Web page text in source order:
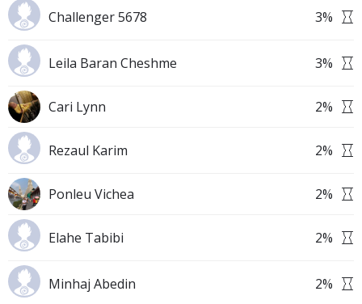
Challenger 5678 3%
Leila Baran Cheshme 3%
Cari Lynn 2%
Rezaul Karim 2%
Ponleu Vichea 2%
Elahe Tabibi 2%
Minhaj Abedin 2%